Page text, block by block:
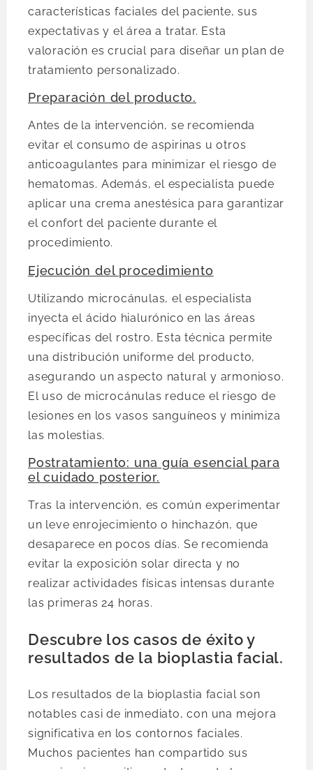
características faciales del paciente, sus
expectativas y el área a tratar. Esta
valoración es crucial para diseñar un plan de
tratamiento personalizado.
Preparación del producto.
Antes de la intervención, se recomienda
evitar el consumo de aspirinas u otros
anticoagulantes para minimizar el riesgo de
hematomas. Además, el especialista puede
aplicar una crema anestésica para garantizar
el confort del paciente durante el
procedimiento.
Ejecución del procedimiento
Utilizando microcánulas, el especialista
inyecta el ácido hialurónico en las áreas
específicas del rostro. Esta técnica permite
una distribución uniforme del producto,
asegurando un aspecto natural y armonioso.
El uso de microcánulas reduce el riesgo de
lesiones en los vasos sanguíneos y minimiza
las molestias.
Postratamiento: una guía esencial para
el cuidado posterior.
Tras la intervención, es común experimentar
un leve enrojecimiento o hinchazón, que
desaparece en pocos días. Se recomienda
evitar la exposición solar directa y no
realizar actividades físicas intensas durante
las primeras 24 horas.
Descubre los casos de éxito y
resultados de la bioplastia facial.
Los resultados de la bioplastia facial son
notables casi de inmediato, con una mejora
significativa en los contornos faciales.
Muchos pacientes han compartido sus